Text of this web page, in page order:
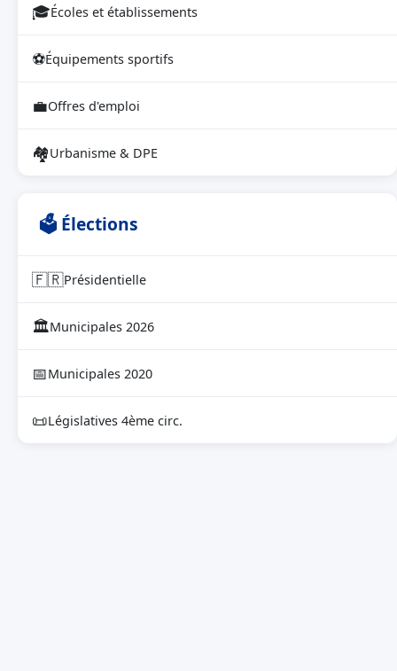
🎓Écoles et établissements
⚽Équipements sportifs
💼Offres d'emploi
🏘Urbanisme & DPE
🗳 Élections
🇫🇷Présidentielle
🏛Municipales 2026
📅Municipales 2020
📜Législatives 4ème circ.